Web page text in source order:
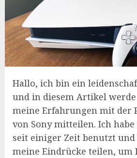
Hallo, ich bin ein
und in diesem Artikel
meine Erfahrungen mit der
von Sony mitteilen. Ich habe
seit einiger Zeit benutzt
meine Eindrücke teilen, um